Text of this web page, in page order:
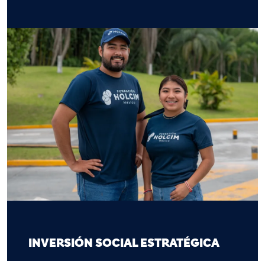
INVERSIÓN SOCIAL ESTRATÉGICA